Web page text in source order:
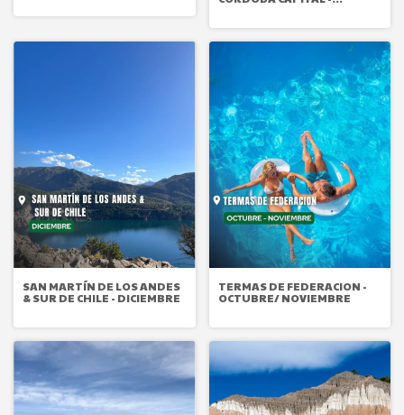
SAN MARTÍN DE LOS ANDES
& SUR DE CHILE - DICIEMBRE
TERMAS DE FEDERACION -
OCTUBRE/ NOVIEMBRE